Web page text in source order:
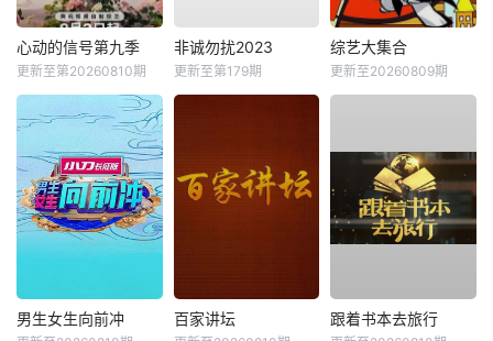
心动的信号第九季
更新至第20260810期
非诚勿扰2023
更新至第179期
综艺大集合
更新至20260809期
男生女生向前冲 百家讲坛 跟着书本去旅行